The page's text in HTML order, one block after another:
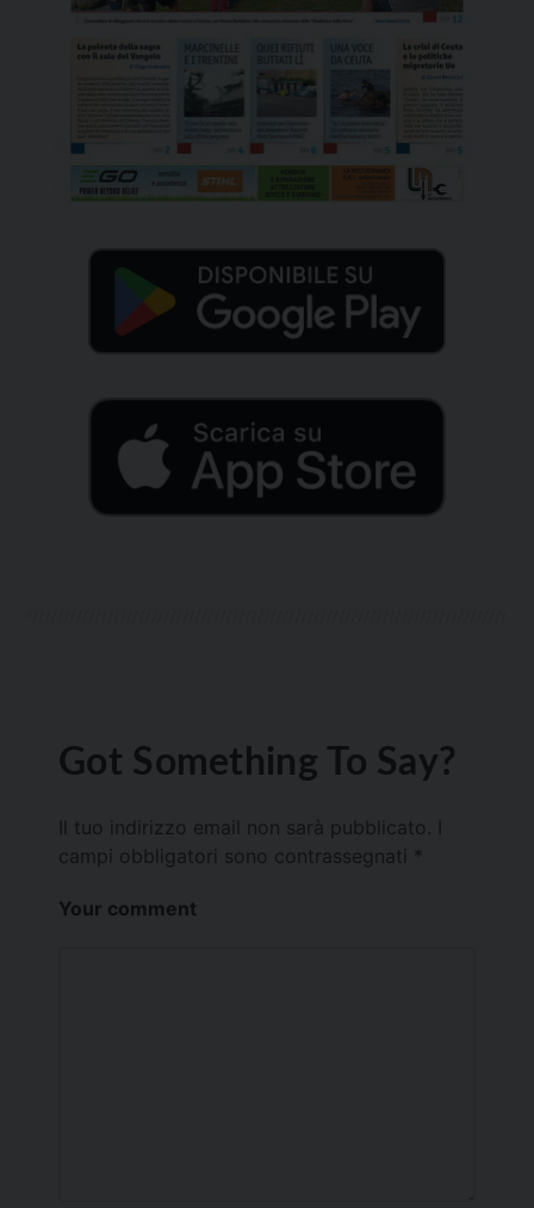
Got Something To Say?
Il tuo indirizzo email non sarà pubblicato.
campi obbligatori sono contrassegnati *
Your comment